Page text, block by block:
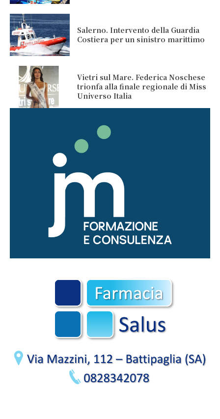
Salerno. Intervento della Guardia
Costiera per un sinistro marittimo
Vietri sul Mare. Federica Noschese
trionfa alla finale regionale di Miss
Universo Italia